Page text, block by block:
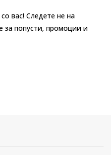
вас! Следете не на
за попусти, промоции и